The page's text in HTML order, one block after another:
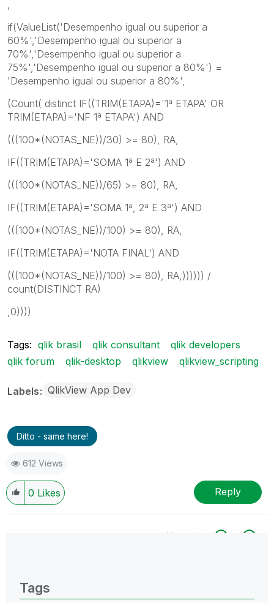
if(ValueList('Desempenho igual ou superior a
60%','Desempenho igual ou superior a
70%','Desempenho igual ou superior a
75%','Desempenho igual ou superior a 80%') =
'Desempenho igual ou superior a 80%',
(Count( distinct IF((TRIM(ETAPA)='1ª ETAPA' OR
TRIM(ETAPA)='NF 1ª ETAPA') AND
(((100*(NOTAS_NE))/30) >= 80), RA,
IF((TRIM(ETAPA)='SOMA 1ª E 2ª') AND
(((100*(NOTAS_NE))/65) >= 80), RA,
IF((TRIM(ETAPA)='SOMA 1ª, 2ª E 3ª') AND
(((100*(NOTAS_NE))/100) >= 80), RA,
IF((TRIM(ETAPA)='NOTA FINAL') AND
(((100*(NOTAS_NE))/100) >= 80), RA,)))))) /
count(DISTINCT RA)
,0))))
Tags: qlik brasil qlik consultant
qlik developers
qlik forum
qlik-desktop qlikview qlikview_scripting
Labels QlikView App Dev
Ditto - same here!
612 Views
0 Likes Reply
All topics
Tags